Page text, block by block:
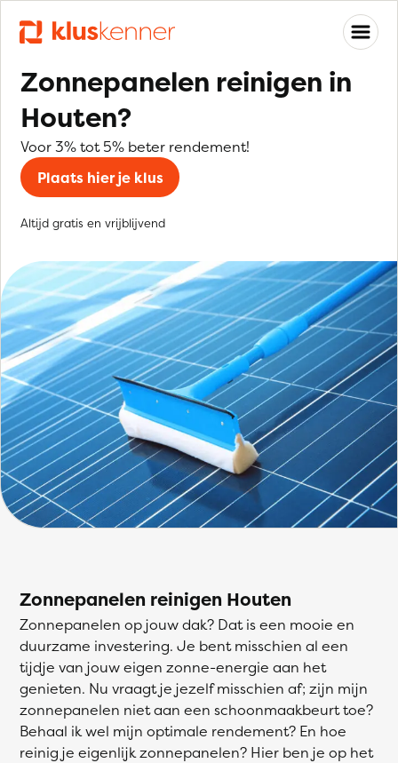
Zonnepanelen reinigen in
Houten?
Voor 3% tot 5% beter rendement!
Plaats hier je klus
Altijd gratis en vrijblijvend
Zonnepanelen reinigen Houten
Zonnepanelen op jouw dak? Dat is een mooie en
duurzame investering. Je bent misschien al een
tijdje van jouw eigen zonne-energie aan het
genieten. Nu vraagt je jezelf misschien af; zijn mijn
zonnepanelen niet aan een schoonmaakbeurt toe?
Behaal ik wel mijn optimale rendement? En hoe
reinig je eigenlijk zonnepanelen? Hier ben je op het